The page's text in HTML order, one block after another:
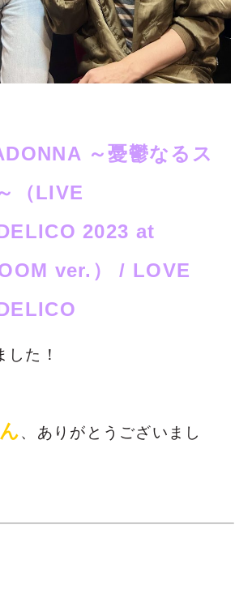
～憂鬱なるス
（LIVE
2023 at
ver.）/ LOVE
した！
、ありがとうございまし